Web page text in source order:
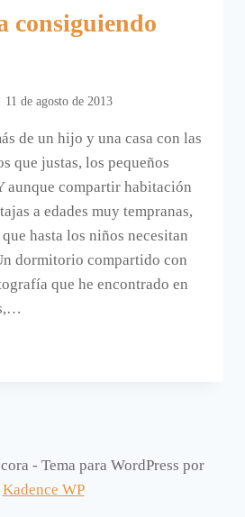
consiguiendo
11 de agosto de 2013
de un hijo y una casa con las
que justas, los pequeños
aunque compartir habitación
a edades muy tempranas,
hasta los niños necesitan
dormitorio compartido con
que he encontrado en
- Tema para WordPress por
Kadence WP